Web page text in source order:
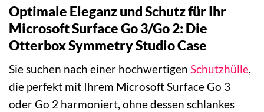
Optimale Eleganz und Schutz für Ihr
Microsoft Surface Go 3/Go 2: Die
Otterbox Symmetry Studio Case
Sie suchen nach einer hochwertigen Schutzhülle,
die perfekt mit Ihrem Microsoft Surface Go 3
oder Go 2 harmoniert, ohne dessen schlankes